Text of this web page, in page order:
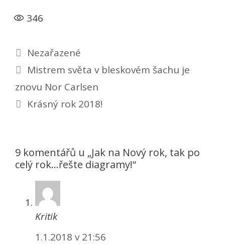
346
Rubriky
Nezařazené
Mistrem světa v bleskovém šachu je
znovu Nor Carlsen
Krásný rok 2018!
9 komentářů u „Jak na Nový rok, tak po
celý rok…řešte diagramy!“
Kritik
1.1.2018 v 21:56